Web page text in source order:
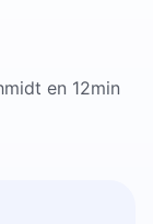
en 12min